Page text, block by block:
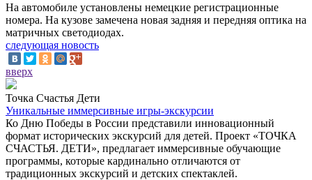
На автомобиле установлены немецкие регистрационные
номера. На кузове замечена новая задняя и передняя оптика на
матричных светодиодах.
следующая новость
вверх
Точка Счастья Дети
Уникальные иммерсивные игры-экскурсии
Ко Дню Победы в России представили инновационный
формат исторических экскурсий для детей. Проект «ТОЧКА
СЧАСТЬЯ. ДЕТИ», предлагает иммерсивные обучающие
программы, которые кардинально отличаются от
традиционных экскурсий и детских спектаклей.